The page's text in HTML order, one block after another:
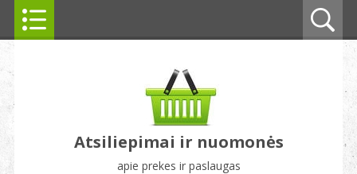
Atsiliepimai ir nuomonės
apie prekes ir paslaugas